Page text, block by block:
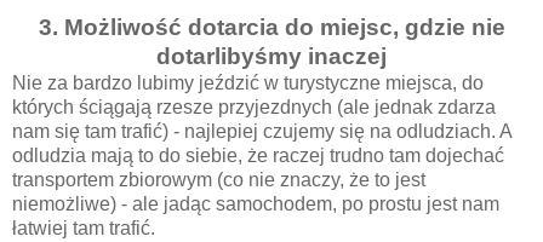
3. Możliwość dotarcia do miejsc, gdzie nie
dotarlibyśmy inaczej
Nie za bardzo lubimy jeździć w turystyczne miejsca, do
których ściągają rzesze przyjezdnych (ale jednak zdarza
nam się tam trafić) - najlepiej czujemy się na odludziach. A
odludzia mają to do siebie, że raczej trudno tam dojechać
transportem zbiorowym (co nie znaczy, że to jest
niemożliwe) - ale jadąc samochodem, po prostu jest nam
łatwiej tam trafić.